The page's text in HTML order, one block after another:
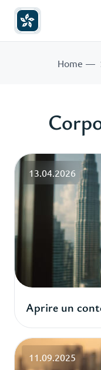
Home
13.04.2026
Aprire un
11.09.2025